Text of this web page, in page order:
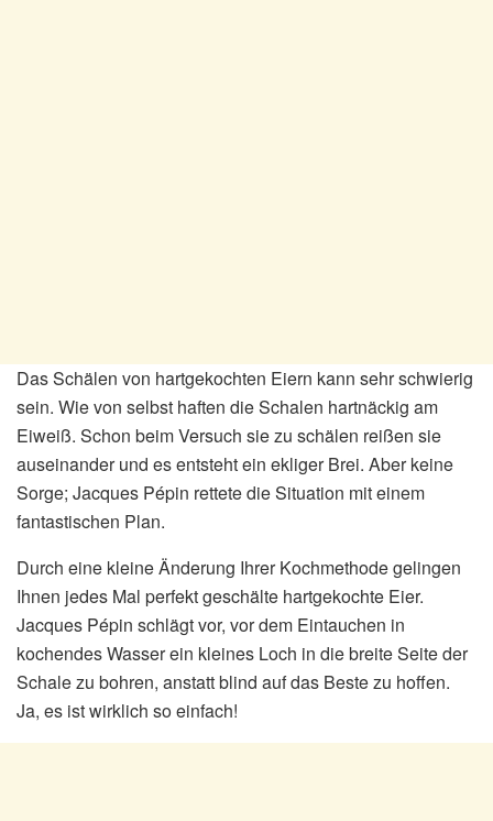
Das Schälen von hartgekochten Eiern kann sehr schwierig
sein. Wie von selbst haften die Schalen hartnäckig am
Eiweiß. Schon beim Versuch sie zu schälen reißen sie
auseinander und es entsteht ein ekliger Brei. Aber keine
Sorge; Jacques Pépin rettete die Situation mit einem
fantastischen Plan.
Durch eine kleine Änderung Ihrer Kochmethode gelingen
Ihnen jedes Mal perfekt geschälte hartgekochte Eier.
Jacques Pépin schlägt vor, vor dem Eintauchen in
kochendes Wasser ein kleines Loch in die breite Seite der
Schale zu bohren, anstatt blind auf das Beste zu hoffen.
Ja, es ist wirklich so einfach!